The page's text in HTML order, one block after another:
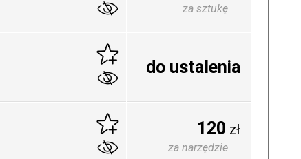
za sztukę
do ustalenia
120 zł
za narzędzie